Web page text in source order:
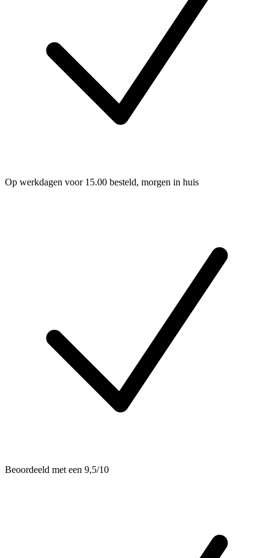
Op werkdagen voor 15.00 besteld, morgen in huis
Beoordeeld met een 9,5/10